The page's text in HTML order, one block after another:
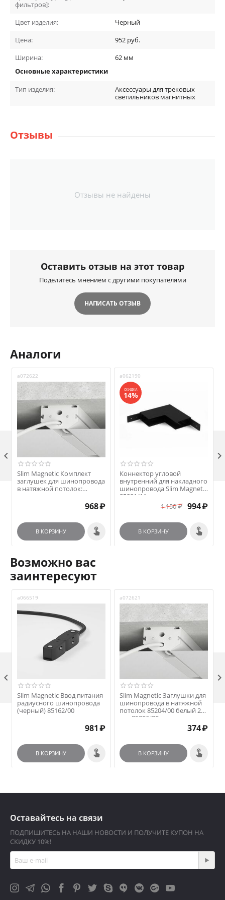
фильтров]:
Цвет изделия:
Черный
Цена:
952 руб.
Ширина:
62 мм
Основные характеристики
Тип изделия:
Аксессуары для трековых
светильников магнитных
Отзывы
Отзывы не найдены
Оставить отзыв на этот товар
Поделитесь мнением с другими покупателями
НАПИСАТЬ ОТЗЫВ
Аналоги
a072622
Slim Magnetic Комплект
заглушек для шинопровода
в натяжной потолок:
968₽
В КОРЗИНУ
a062190
СКИДКА
14%
Коннектор угловой
внутренний для накладного
шинопровода Slim Magnetic
85091/11
1 150₽ 994₽
В КОРЗИНУ
 
Возможно вас
заинтересуют
a066519
Slim Magnetic Ввод питания
радиусного шинопровода
(черный) 85162/00
981₽
В КОРЗИНУ
a072621
Slim Magnetic Заглушки для
шинопровода в натяжной
потолок 85204/00 белый 2
шт. 85206/00
374₽
В КОРЗИНУ
 
Оставайтесь на связи
ПОДПИШИТЕСЬ НА НАШИ НОВОСТИ И ПОЛУЧИТЕ КУПОН НА
СКИДКУ 10%!